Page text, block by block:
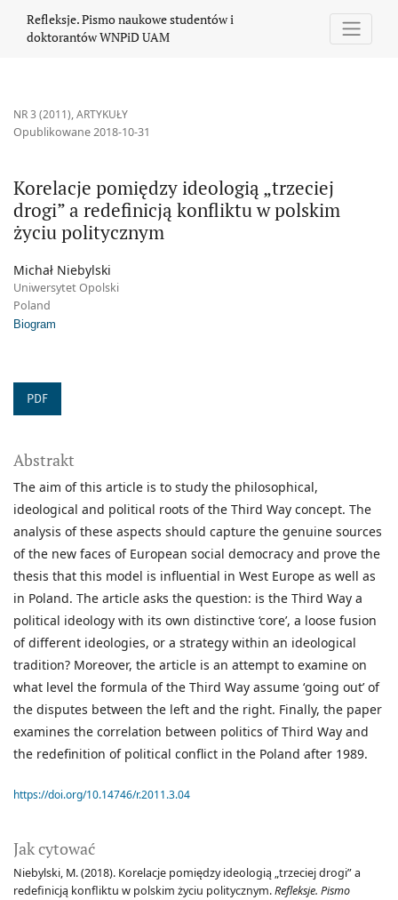
Refleksje. Pismo naukowe studentów i
doktorantów WNPiD UAM
NR 3 (2011),ARTYKUŁY
Korelacje pomiędzy ideologią „trzeciej
drogi” a redefinicją konfliktu w polskim
życiu politycznym
Opublikowane 2018-10-31
Michał Niebylski
Uniwersytet Opolski
Poland
Biogram
PDF
Jak cytować
Niebylski, M. (2018). Korelacje pomiędzy ideologią „trzeciej drogi” a
redefinicją konfliktu w polskim życiu politycznym.Refleksje. Pismo
Abstrakt
The aim of this article is to study the philosophical,
ideological and political roots of the Third Way concept. The
analysis of these aspects should capture the genuine sources
of the new faces of European social democracy and prove the
thesis that this model is influential in West Europe as well as
in Poland. The article asks the question: is the Third Way a
political ideology with its own distinctive ‘core’, a loose fusion
of different ideologies, or a strategy within an ideological
tradition? Moreover, the article is an attempt to examine on
what level the formula of the Third Way assume ‘going out’ of
the disputes between the left and the right. Finally, the paper
examines the correlation between politics of Third Way and
the redefinition of political conflict in the Poland after 1989.
https://doi.org/10.14746/r.2011.3.04